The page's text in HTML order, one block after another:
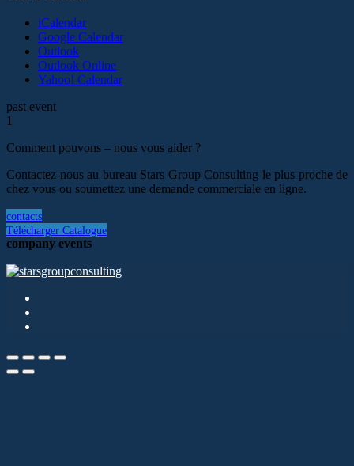
iCalendar
Google Calendar
Outlook
Outlook Online
Yahoo! Calendar
past event
1
Comment pouvons – nous vous aider ?
Contactez-nous au bureau Stars Group Consulting le plus proche de
chez vous ou soumettez une demande commerciale en ligne.
contacts
Télécharger Catalogue
company events